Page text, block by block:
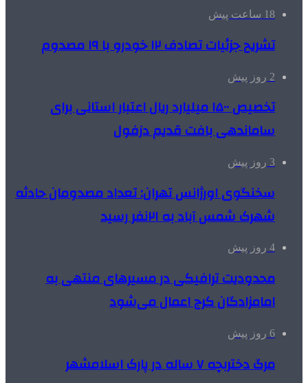
18 ساعت پیش
تشریح جزئیات تصادف ۱۲ خودرو با ۱۹ مصدوم
2 روز پیش
تخصیص ۱۵۰۰ میلیارد ریال اعتبار استانی برای
ساماندهی بافت قدیم دزفول
3 روز پیش
سخنگوی اورژانس تهران: تعداد مصدومان حادثه
شهرک شمس آباد به ۲۱نفر رسید
4 روز پیش
محدودیت ترافیکی در مسیرهای منتهی به
امامزادگان کرج اعمال می‌شود
6 روز پیش
مرگ دختربچه ۷ ساله در پارک اسلامشهر